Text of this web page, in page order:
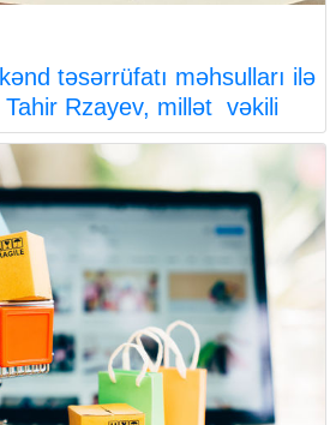
təsərrüfatı məhsulları ilə
Rzayev, millət vəkili